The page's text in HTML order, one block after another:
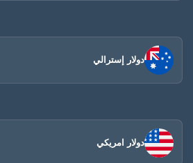
دولار إسترالي
دولار امريكي